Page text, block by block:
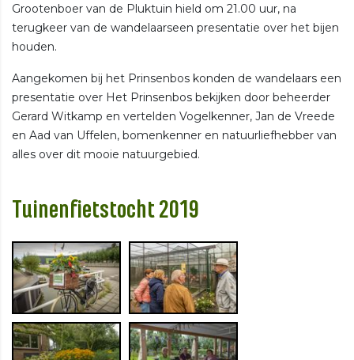
Grootenboer van de Pluktuin hield om 21.00 uur, na
terugkeer van de wandelaarseen presentatie over het bijen
houden.
Aangekomen bij het Prinsenbos konden de wandelaars een
presentatie over Het Prinsenbos bekijken door beheerder
Gerard Witkamp en vertelden Vogelkenner, Jan de Vreede
en Aad van Uffelen, bomenkenner en natuurliefhebber van
alles over dit mooie natuurgebied.
Tuinenfietstocht 2019